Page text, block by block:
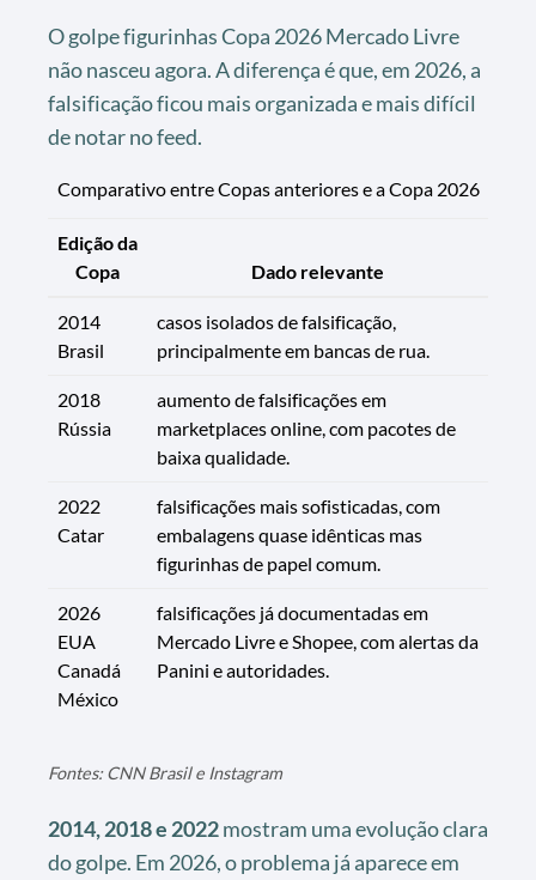
O golpe figurinhas Copa 2026 Mercado Livre
não nasceu agora. A diferença é que, em 2026, a
falsificação ficou mais organizada e mais difícil
de notar no feed.
Comparativo entre Copas anteriores e a Copa 2026
Edição da
Copa
Dado relevante
2014
Brasil
casos isolados de falsificação,
principalmente em bancas de rua.
2018
Rússia
aumento de falsificações em
marketplaces online, com pacotes de
baixa qualidade.
2022
Catar
falsificações mais sofisticadas, com
embalagens quase idênticas mas
figurinhas de papel comum.
2026
EUA
Canadá
México
falsificações já documentadas em
Mercado Livre e Shopee, com alertas da
Panini e autoridades.
Fontes: CNN Brasil e Instagram
2014, 2018 e 2022mostram uma evolução clara
do golpe. Em 2026, o problema já aparece em